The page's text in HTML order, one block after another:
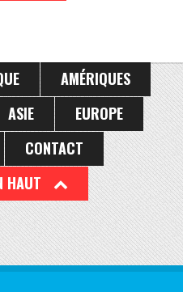
AMÉRIQUES
ASIE
EUROPE
CONTACT
HAUT